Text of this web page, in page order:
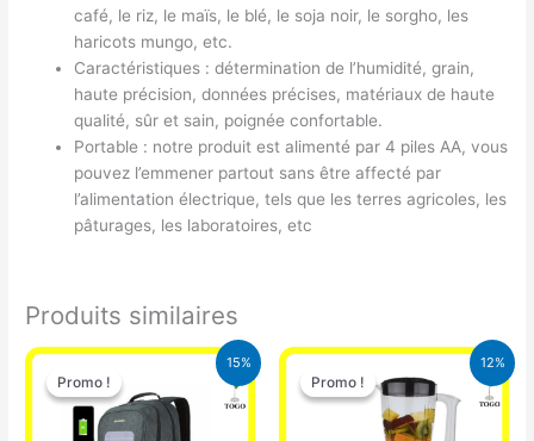
café, le riz, le maïs, le blé, le soja noir, le sorgho, les
haricots mungo, etc.
Caractéristiques : détermination de l’humidité, grain,
haute précision, données précises, matériaux de haute
qualité, sûr et sain, poignée confortable.
Portable : notre produit est alimenté par 4 piles AA, vous
pouvez l’emmener partout sans être affecté par
l’alimentation électrique, tels que les terres agricoles, les
pâturages, les laboratoires, etc
Produits similaires
15%
Promo !
Promo !
Le
prix
initial
était :
29.500 CFA.
Le
prix
actuel
12%
Promo !
Promo !
Le
prix
initial
était :
25.000 CFA.
Le
prix
actuel
est :